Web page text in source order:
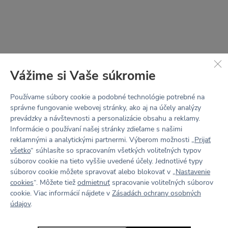
podporuje odvádzanie vlhkosti od tela
Podšívka: 90% PADh Skinlife, 10% Elastan
špeciálny funkčný materiál s iónmi striebra
znižuje množenie baktérií, tým potláča zápach
udržuje prirodzenú rovnováhu pokožky
jemný na dotyk
STRIH
BEBE
Vážime si Vaše súkromie
Používame súbory cookie a podobné technológie potrebné na
správne fungovanie webovej stránky, ako aj na účely analýzy
prevádzky a návštevnosti a personalizácie obsahu a reklamy.
Informácie o používaní našej stránky zdieľame s našimi
reklamnými a analytickými partnermi. Výberom možnosti „Prijať
všetko“ súhlasíte so spracovaním všetkých voliteľných typov
súborov cookie na tieto vyššie uvedené účely. Jednotlivé typy
súborov cookie môžete spravovať alebo blokovať v „Nastavenie
cookies“. Môžete tiež odmietnuť spracovanie voliteľných súborov
cookie. Viac informácií nájdete v Zásadách ochrany osobných
údajov.